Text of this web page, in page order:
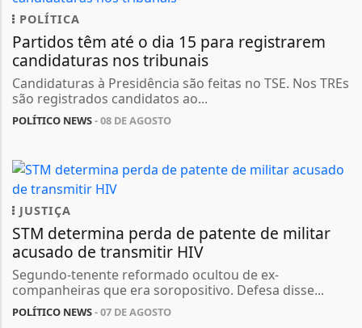
POLÍTICA
Partidos têm até o dia 15 para registrarem
candidaturas nos tribunais
Candidaturas à Presidência são feitas no TSE. Nos TREs
são registrados candidatos ao...
POLÍTICO NEWS- 08 DE AGOSTO
JUSTIÇA
STM determina perda de patente de militar
acusado de transmitir HIV
Segundo-tenente reformado ocultou de ex-
companheiras que era soropositivo. Defesa disse...
POLÍTICO NEWS- 07 DE AGOSTO